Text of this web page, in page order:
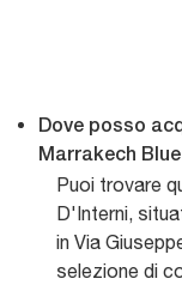
Dove posso
Marrakech
Puoi trovare
D'Interni,
in Via
selezione di